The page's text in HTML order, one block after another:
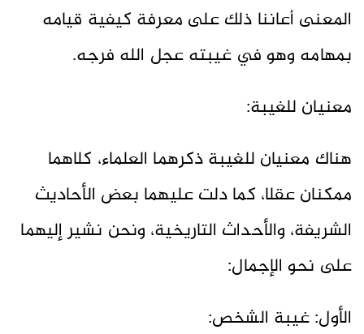
المعنى أعاننا ذلك على معرفة كيفية قيامه
بمهامه وهو في غيبته عجل الله فرجه.
معنيان للغيبة:
هناك معنيان للغيبة ذكرهما العلماء، كلاهما
ممكنان عقلا، كما دلت عليهما بعض الأحاديث
الشريفة، والأحداث التاريخية، ونحن نشير إليهما
على نحو الإجمال:
الأول: غيبة الشخص: